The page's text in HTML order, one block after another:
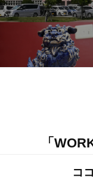
「
コ